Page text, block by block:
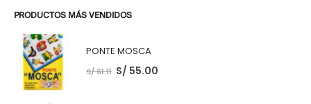
PRODUCTOS MÁS VENDIDOS
PONTE MOSCA
S/61.11 S/ 55.00